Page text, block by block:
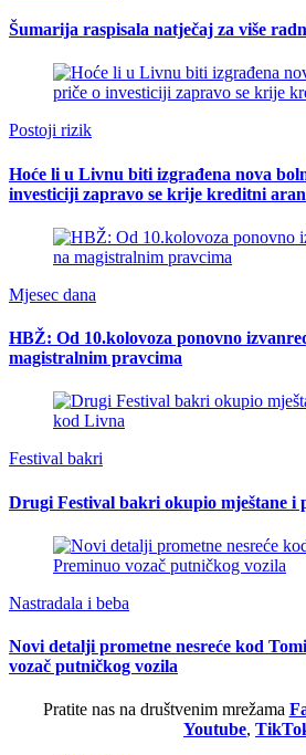
Šumarija raspisala natječaj za više
Postoji rizik
Hoće li u Livnu biti izgrađena nova
investiciji zapravo se krije kreditni
Mjesec dana
HBŽ: Od 10.kolovoza ponovno
magistralnim pravcima
Festival bakri
Drugi Festival bakri okupio mještane i
Nastradala i beba
Novi detalji prometne nesreće kod
vozač putničkog vozila
Pratite nas na društvenim mrežama
Youtube,